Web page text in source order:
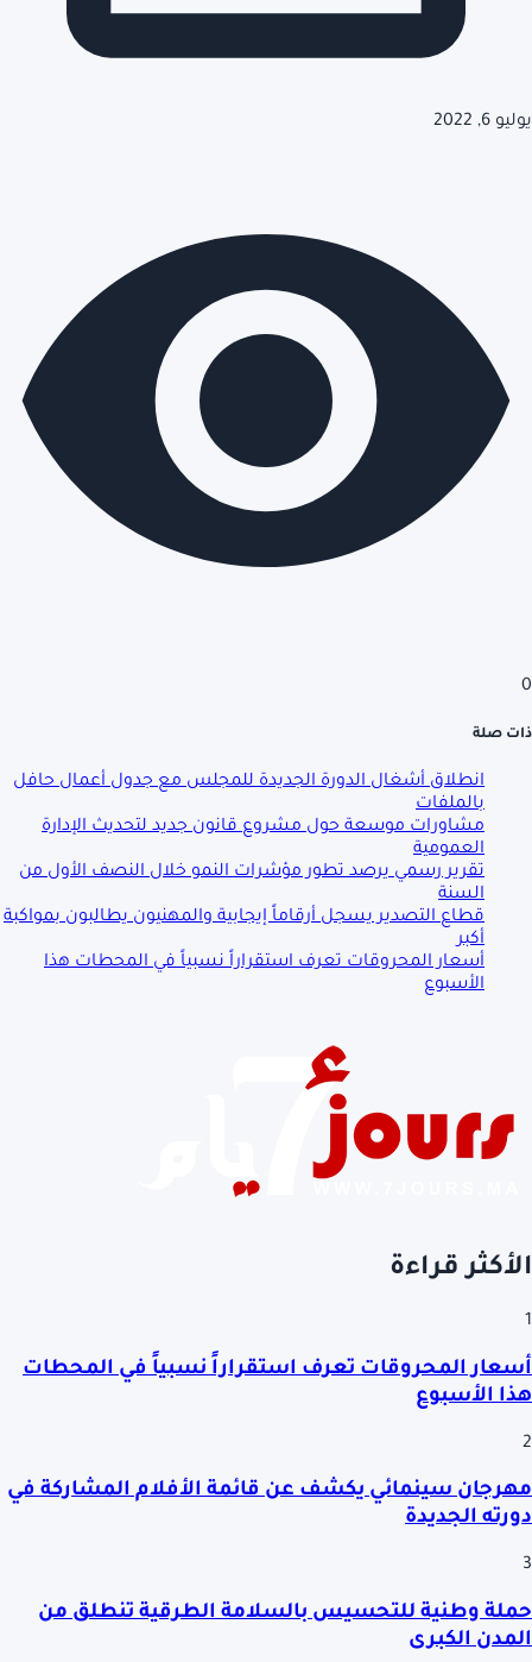
يوليو 6, 2022
0
ذات صلة
انطلاق أشغال الدورة الجديدة للمجلس مع جدول أعمال حافل
بالملفات
مشاورات موسعة حول مشروع قانون جديد لتحديث الإدارة
العمومية
تقرير رسمي يرصد تطور مؤشرات النمو خلال النصف الأول من
السنة
قطاع التصدير يسجل أرقاماً إيجابية والمهنيون يطالبون بمواكبة
أكبر
أسعار المحروقات تعرف استقراراً نسبياً في المحطات هذا
الأسبوع
الأكثر قراءة
1
أسعار المحروقات تعرف استقراراً نسبياً في المحطات
هذا الأسبوع
2
مهرجان سينمائي يكشف عن قائمة الأفلام المشاركة في
دورته الجديدة
3
حملة وطنية للتحسيس بالسلامة الطرقية تنطلق من
المدن الكبرى